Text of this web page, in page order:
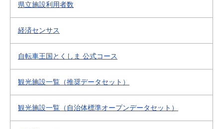
県立施設利用者数
経済センサス
自転車王国とくしま 公式コース
観光施設一覧（推奨データセット）
観光施設一覧（自治体標準オープンデータセット）